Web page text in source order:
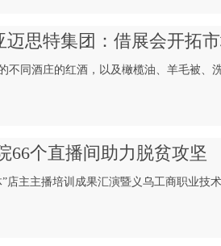
迈思特集团：借展会开拓
不同酒庄的红酒，以及橄榄油、羊毛被、
66个直播间助力脱贫攻坚
店主主播培训成果汇演暨义乌工商职业技